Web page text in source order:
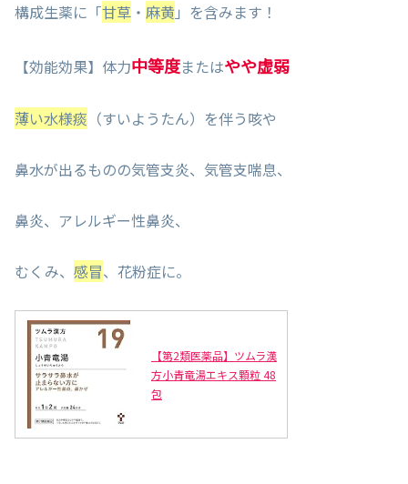
構成生薬に「甘草 ・ 麻黄 」を含みます！
【効能効果】体力中等度またはやや虚弱
薄い水様痰 （すいようたん）を伴う咳や
鼻水が出るものの気管支炎、気管支喘息、
鼻炎、アレルギー性鼻炎、
むくみ、 感冒、花粉症に。
【第2類医薬品】ツムラ漢
方小青竜湯エキス顆粒 48
包